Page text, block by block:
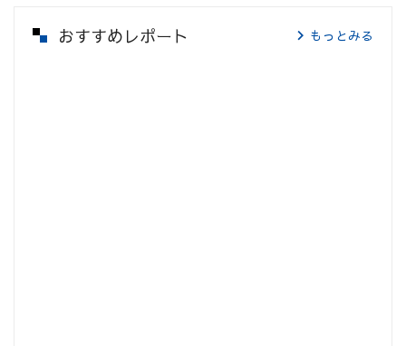
おすすめレポート もっとみる